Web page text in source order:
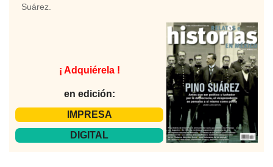
Suárez.
¡ Adquiérela !
en edición:
IMPRESA
DIGITAL